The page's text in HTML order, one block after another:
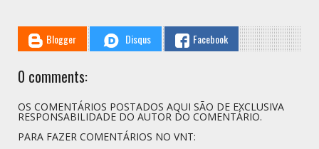
Blogger Disqus Facebook
0 comments:
OS COMENTÁRIOS POSTADOS AQUI SÃO DE EXCLUSIVA
RESPONSABILIDADE DO AUTOR DO COMENTÁRIO.
PARA FAZER COMENTÁRIOS NO VNT: